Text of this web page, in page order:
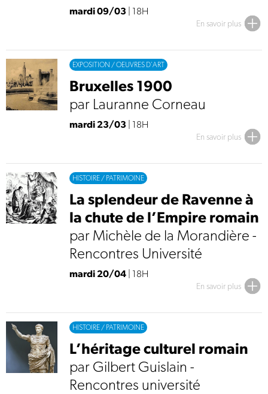
mardi 09/03 | 18H
En savoir plus
EXPOSITION / OEUVRES D'ART
Bruxelles 1900
par Lauranne Corneau
mardi 23/03 | 18H
En savoir plus
HISTOIRE / PATRIMOINE
La splendeur de Ravenne à
la chute de l’Empire romain
par Michèle de la Morandière -
Rencontres Université
mardi 20/04| 18H
En savoir plus
HISTOIRE / PATRIMOINE
L’héritage culturel romain
par Gilbert Guislain -
Rencontres université